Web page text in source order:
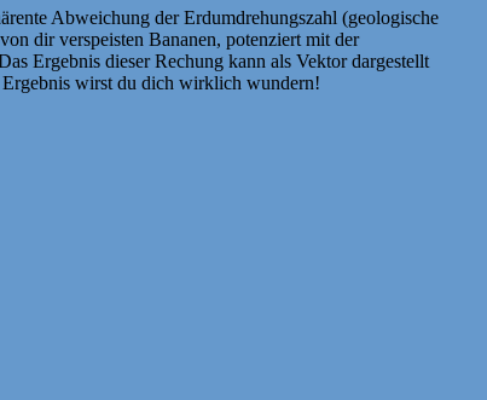
Abweichung der Erdumdrehungszahl (geologische
dir verspeisten Bananen, potenziert mit der
Ergebnis dieser Rechung kann als Vektor dargestellt
Ergebnis wirst du dich wirklich wundern!